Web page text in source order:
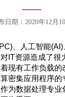
日期：2020年12月
、人工智能
IT资源造成了很
现有工作负载的
密集应用程序的
为数据处理专业